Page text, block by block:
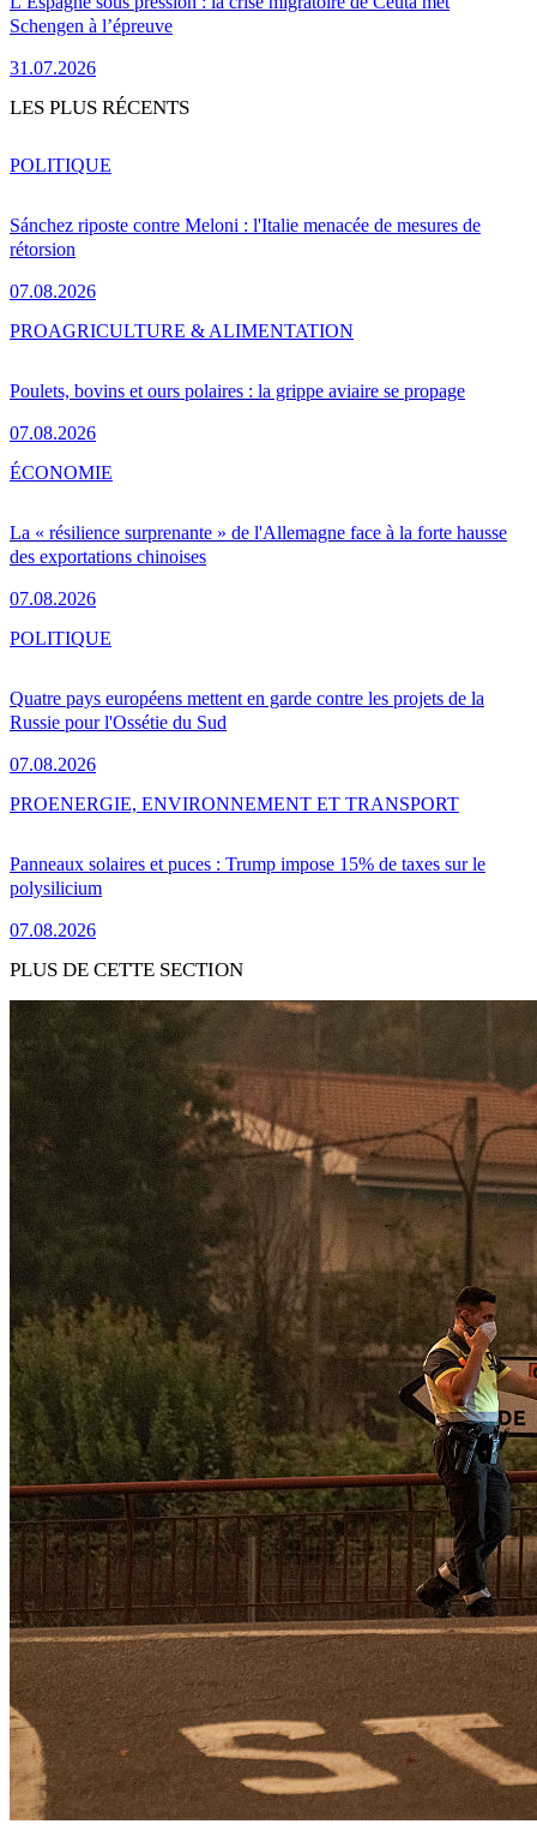
Schengen à l’épreuve
31.07.2026
LES PLUS RÉCENTS
Sánchez riposte contre Meloni : l'Italie menacée de mesures de
rétorsion
07.08.2026
POLITIQUE
Poulets, bovins et ours polaires : la grippe aviaire se propage
07.08.2026
PROAGRICULTURE & ALIMENTATION
La « résilience surprenante » de l'Allemagne face à la forte hausse
des exportations chinoises
07.08.2026
ÉCONOMIE
Quatre pays européens mettent en garde contre les projets de la
Russie pour l'Ossétie du Sud
07.08.2026
POLITIQUE
Panneaux solaires et puces : Trump impose 15% de taxes sur le
polysilicium
07.08.2026
PROENERGIE, ENVIRONNEMENT ET TRANSPORT
PLUS DE CETTE SECTION